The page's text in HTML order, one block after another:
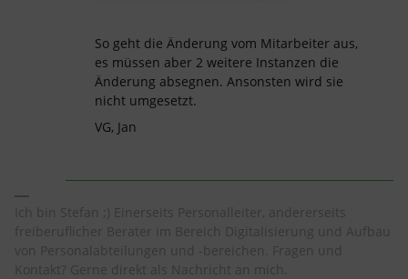
So geht die Änderung vom Mitarbeiter aus,
es müssen aber 2 weitere Instanzen die
Änderung absegnen. Ansonsten wird sie
nicht umgesetzt.
VG, Jan
Ich bin Stefan ;) Einerseits Personalleiter, andererseits
freiberuflicher Berater im Bereich Digitalisierung und Aufbau
von Personalabteilungen und -bereichen. Fragen und
Kontakt? Gerne direkt als Nachricht an mich.